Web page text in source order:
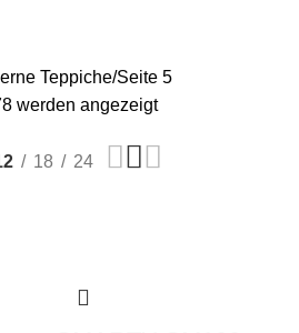
Teppiche Seite 5
werden angezeigt
18 24